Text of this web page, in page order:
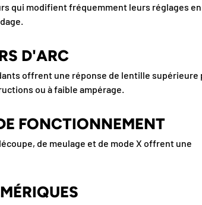
qui modifient fréquemment leurs réglages en
D'ARC
offrent une réponse de lentille supérieure
ou à faible ampérage.
FONCTIONNEMENT
de meulage et de mode X offrent une